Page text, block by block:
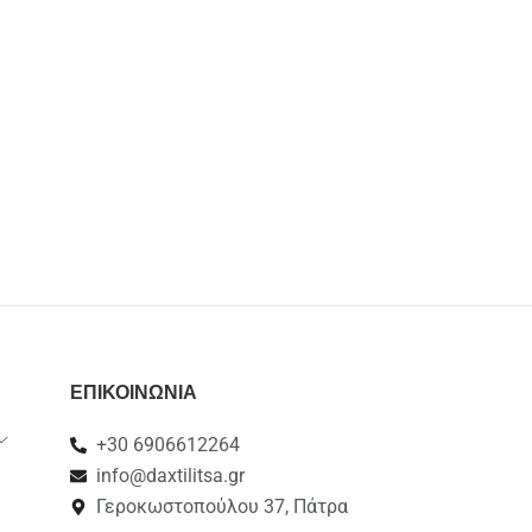
ΕΠΙΚΟΙΝΩΝΙΑ
+30 6906612264
info@daxtilitsa.gr
Γεροκωστοπούλου 37, Πάτρα